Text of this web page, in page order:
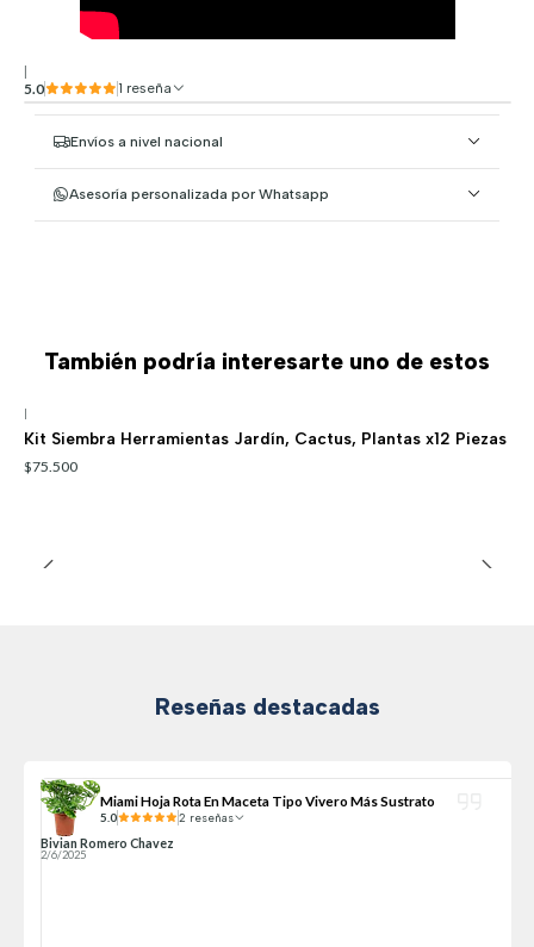
5.0 1 reseña
Envíos a nivel nacional
Asesoría personalizada por Whatsapp
También podría interesarte uno de estos
|
Kit Siembra Herramientas Jardín, Cactus, Plantas x12 Piezas
$75.500
Reseñas destacadas
Miami Hoja Rota En Maceta Tipo Vivero Más Sustrato
5.0 2 reseñas
Bivian Romero Chavez
2/6/2025